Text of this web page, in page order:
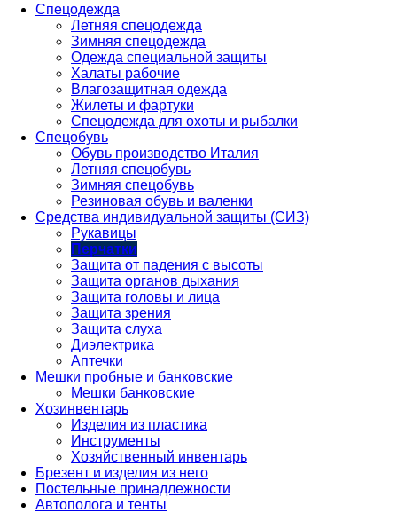
Спецодежда
Летняя спецодежда
Зимняя спецодежда
Одежда специальной защиты
Халаты рабочие
Влагозащитная одежда
Жилеты и фартуки
Спецодежда для охоты и рыбалки
Спецобувь
Обувь производство Италия
Летняя спецобувь
Зимняя спецобувь
Резиновая обувь и валенки
Средства индивидуальной защиты (СИЗ)
Рукавицы
Перчатки
Защита от падения с высоты
Защита органов дыхания
Защита головы и лица
Защита зрения
Защита слуха
Диэлектрика
Аптечки
Мешки пробные и банковские
Мешки банковские
Хозинвентарь
Изделия из пластика
Инструменты
Хозяйственный инвентарь
Брезент и изделия из него
Постельные принадлежности
Автополога и тенты